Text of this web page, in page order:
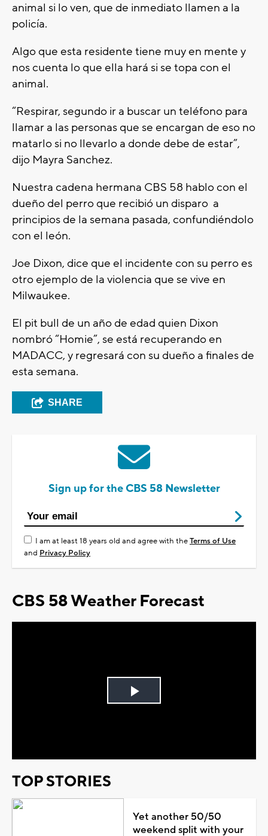
animal si lo ven, que de inmediato llamen a la
policía.
Algo que esta residente tiene muy en mente y
nos cuenta lo que ella hará si se topa con el
animal.
“Respirar, segundo ir a buscar un teléfono para
llamar a las personas que se encargan de eso no
matarlo si no llevarlo a donde debe de estar”,
dijo Mayra Sanchez.
Nuestra cadena hermana CBS 58 hablo con el
dueño del perro que recibió un disparo a
principios de la semana pasada, confundiéndolo
con el león.
Joe Dixon, dice que el incidente con su perro es
otro ejemplo de la violencia que se vive en
Milwaukee.
El pit bull de un año de edad quien Dixon
nombró “Homie”, se está recuperando en
MADACC, y regresará con su dueño a finales de
esta semana.
SHARE
Sign up for the CBS 58 Newsletter
I am at least 18 years old and agree with theTerms of Use
and Privacy Policy
CBS 58 Weather Forecast
Play
TOP STORIES
Yet another 50/50
weekend split with your